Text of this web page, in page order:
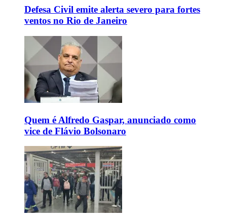
Defesa Civil emite alerta severo para fortes
ventos no Rio de Janeiro
Quem é Alfredo Gaspar, anunciado como
vice de Flávio Bolsonaro